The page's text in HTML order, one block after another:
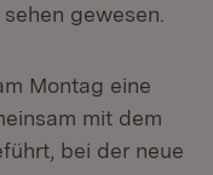
gewesen.
Montag eine
mit dem
bei der neue